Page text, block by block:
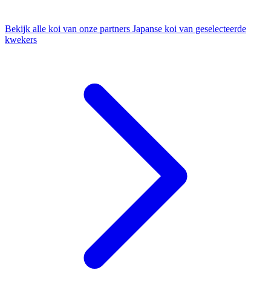
Bekijk alle koi van onze partners Japanse koi van geselecteerde
kwekers